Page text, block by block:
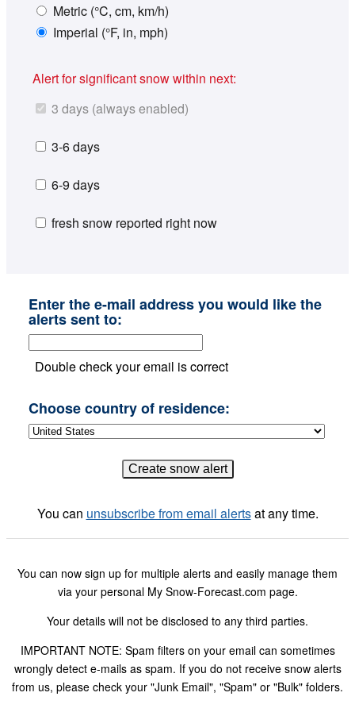
Metric (°C, cm, km/h)
Imperial (°F, in, mph)
Alert for significant snow within next:
3 days (always enabled)
3-6 days
6-9 days
fresh snow reported right now
Enter the e-mail address you would like the
alerts sent to:
Double check your email is correct
Choose country of residence:
You can unsubscribe from email alertsat any time.
You can now sign up for multiple alerts and easily manage them
via your personal My Snow-Forecast.com page.
Your details will not be disclosed to any third parties.
IMPORTANT NOTE: Spam filters on your email can sometimes
wrongly detect e-mails as spam. If you do not receive snow alerts
from us, please check your "Junk Email", "Spam" or "Bulk" folders.